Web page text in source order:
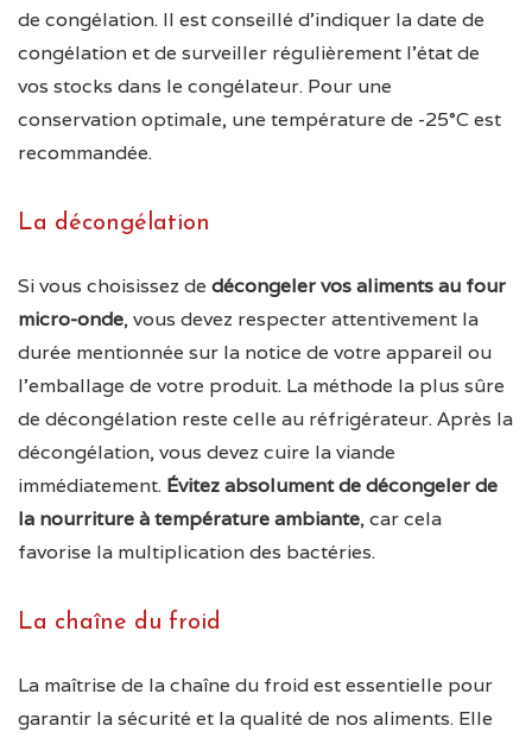
de congélation. Il est conseillé d’indiquer la date de
congélation et de surveiller régulièrement l’état de
vos stocks dans le congélateur. Pour une
conservation optimale, une température de -25°C est
recommandée.
La décongélation
Si vous choisissez de décongeler vos aliments au four
micro-onde, vous devez respecter attentivement la
durée mentionnée sur la notice de votre appareil ou
l’emballage de votre produit. La méthode la plus sûre
de décongélation reste celle au réfrigérateur. Après la
décongélation, vous devez cuire la viande
immédiatement. Évitez absolument de décongeler de
la nourriture à température ambiante, car cela
favorise la multiplication des bactéries.
La chaîne du froid
La maîtrise de la chaîne du froid est essentielle pour
garantir la sécurité et la qualité de nos aliments. Elle